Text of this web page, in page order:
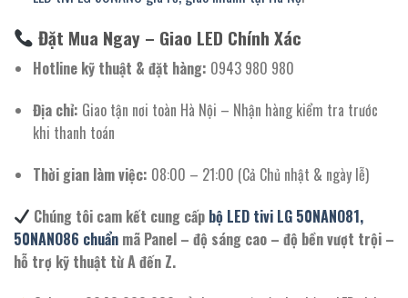
Đặt Mua Ngay – Giao LED Chính Xác
Hotline kỹ thuật & đặt hàng: 0943 980 980
Địa chỉ: Giao tận nơi toàn Hà Nội – Nhận hàng kiểm tra trước
khi thanh toán
Thời gian làm việc: 08:00 – 21:00 (Cả Chủ nhật & ngày lễ)
Chúng tôi cam kết cung cấp bộ LED tivi LG 50NANO81,
50NANO86 chuẩn mã Panel – độ sáng cao – độ bền vượt trội –
hỗ trợ kỹ thuật từ A đến Z.